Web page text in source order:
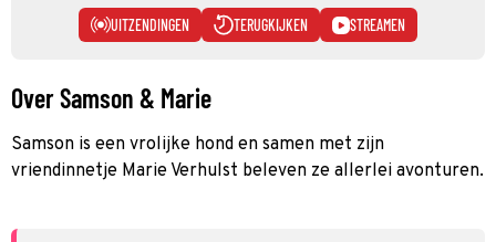
UITZENDINGEN TERUGKIJKEN STREAMEN
Over Samson & Marie
Samson is een vrolijke hond en samen met zijn
vriendinnetje Marie Verhulst beleven ze allerlei avonturen.